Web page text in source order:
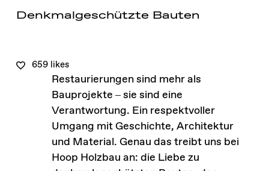
Denkmalgeschützte Bauten
659 likes
Restaurierungen sind mehr als
Bauprojekte – sie sind eine
Verantwortung. Ein respektvoller
Umgang mit Geschichte, Architektur
und Material. Genau das treibt uns bei
Hoop Holzbau an: die Liebe zu